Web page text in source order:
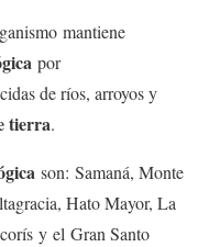
mantiene
por
de ríos, arroyos y
tierra.
son: Samaná, Monte
Hato Mayor, La
y el Gran Santo